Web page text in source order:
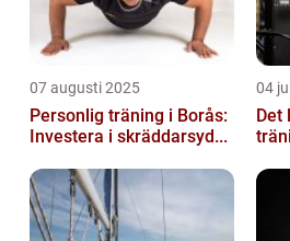
07 augusti 2025
Personlig träning i Borås:
Investera i skräddarsyd...
04
Det